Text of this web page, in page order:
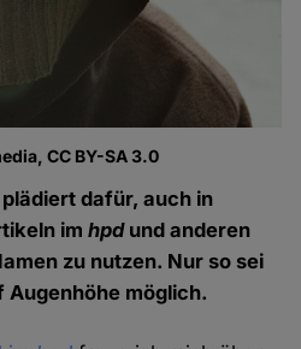
CC BY-SA 3.0
dafür, auch in
imhpdund anderen
zu nutzen. Nur so sei
Augenhöhe möglich.